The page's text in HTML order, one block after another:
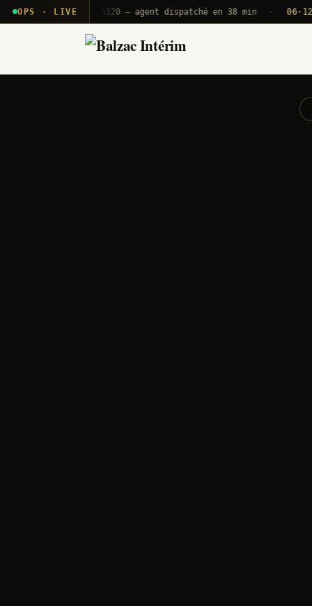
OPS · LIVE
T2E · B71 Push A320 — agent dispatché en 38 min · 06·12 UTC